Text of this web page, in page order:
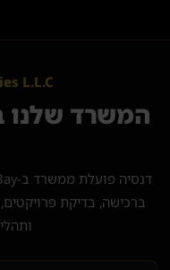
L.L.C
המשרד שלנו
ברכישה, בדיקת